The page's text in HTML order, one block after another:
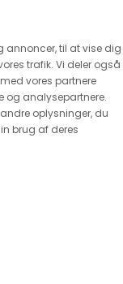
annoncer, til at vise dig
trafik. Vi deler også
vores partnere
og analysepartnere.
oplysninger, du
brug af deres